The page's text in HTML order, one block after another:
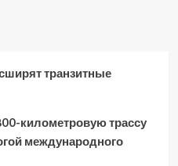
транзитные
километровую трассу
международного